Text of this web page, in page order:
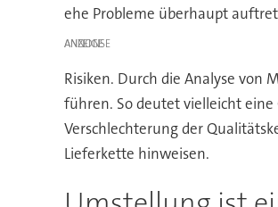
ehe Probleme überhaupt
ANZEIGE
Risiken. Durch die Analyse
führen. So deutet vielleicht eine
Verschlechterung der
Lieferkette hinweisen.